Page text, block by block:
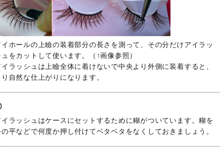
イホールの上瞼の装着部分の長さを測って、その分だけアイラッ
をカットして使います。（↑画像参照）
ラッシュは上瞼全体に着けないで中央より外側に装着すると、
自然な仕上がりになります。
イラッシュはケースにセットするために糊がついています。糊を
平などで何度か押し付けてベタベタをなくしておきましょう。